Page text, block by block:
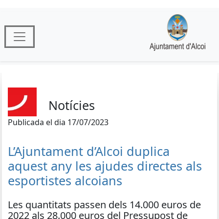
Notícies
Publicada el dia 17/07/2023
L’Ajuntament d’Alcoi duplica
aquest any les ajudes directes als
esportistes alcoians
Les quantitats passen dels 14.000 euros de
2022 als 28.000 euros del Pressupost de